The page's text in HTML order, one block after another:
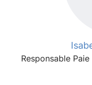
Responsable